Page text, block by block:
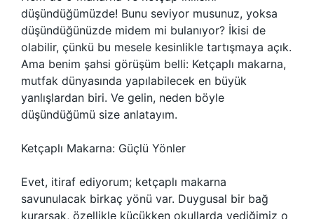
düşündüğümüzde! Bunu seviyor musunuz, yoksa
düşündüğünüzde midem mi bulanıyor? İkisi de
olabilir, çünkü bu mesele kesinlikle tartışmaya açık.
Ama benim şahsi görüşüm belli: Ketçaplı makarna,
mutfak dünyasında yapılabilecek en büyük
yanlışlardan biri. Ve gelin, neden böyle
düşündüğümü size anlatayım.
Ketçaplı Makarna: Güçlü Yönler
Evet, itiraf ediyorum; ketçaplı makarna
savunulacak birkaç yönü var. Duygusal bir bağ
kurarsak, özellikle küçükken okullarda yediğimiz o